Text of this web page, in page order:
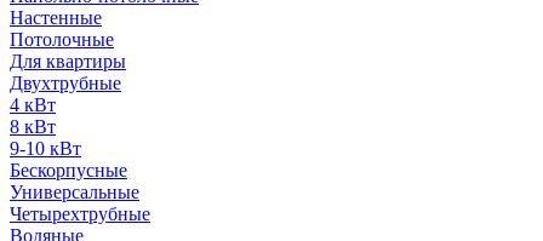
Настенные
Потолочные
Для квартиры
Двухтрубные
4 кВт
8 кВт
9-10 кВт
Бескорпусные
Универсальные
Четырехтрубные
Водяные